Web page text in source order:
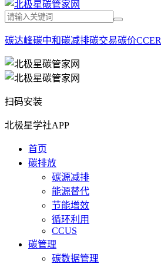
碳达峰碳中和碳减排碳交易碳价CCER
扫码安装
北极星学社APP
首页
碳排放
碳源减排
能源替代
节能增效
循环利用
CCUS
碳管理
碳数据管理